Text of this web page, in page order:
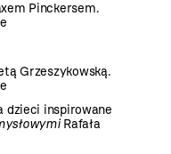
Pinckersem.
Grzeszykowską.
dzieci inspirowane
Rafała